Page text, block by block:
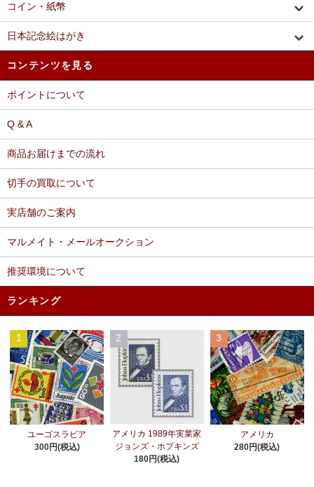
コイン・紙幣
日本記念絵はがき
コンテンツを見る
ポイントについて
Q & A
商品お届けまでの流れ
切手の買取について
実店舗のご案内
マルメイト・メールオークション
推奨環境について
ランキング
1
ユーゴスラビア
300円(税込)
2
アメリカ 1989年実業家
ジョンズ・ホプキンズ
180円(税込)
3
アメリカ
280円(税込)